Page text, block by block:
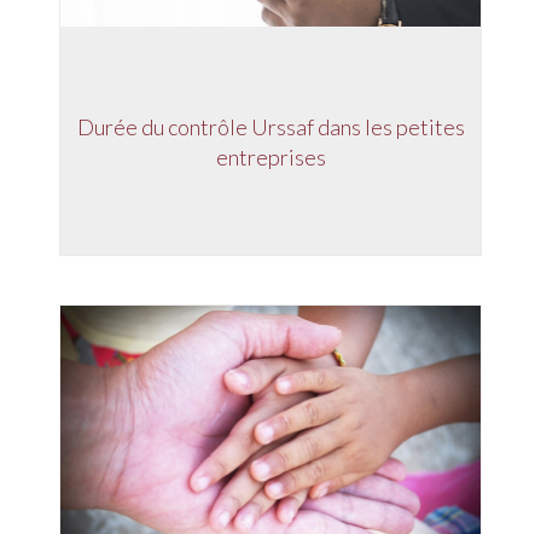
Durée du contrôle Urssaf dans les petites
entreprises